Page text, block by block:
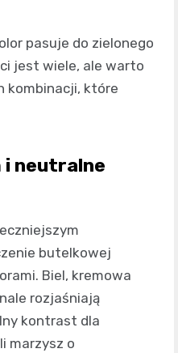
pasuje do zielonego
jest wiele, ale warto
kombinacji, które
i neutralne
butelkowej
Biel, kremowa
rozjaśniają
kontrast dla
marzysz o